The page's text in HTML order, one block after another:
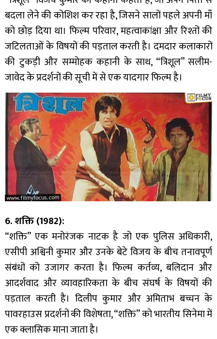
बदला लेने की कोशिश कर रहा है, जिसने सालों पहले अपनी माँ
को छोड़ दिया था। फिल्म परिवार, महत्वाकांक्षा और रिश्तों की
जटिलताओं के विषयों की पड़ताल करती है। दमदार कलाकारों
की टुकड़ी और सम्मोहक कहानी के साथ, “त्रिशूल” सलीम-
जावेद के प्रदर्शनों की सूची में से एक यादगार फिल्म है।
6. शक्ति (1982):
“शक्ति” एक मनोरंजक नाटक है जो एक पुलिस अधिकारी,
एसीपी अश्विनी कुमार और उनके बेटे विजय के बीच तनावपूर्ण
संबंधों को उजागर करता है। फिल्म कर्तव्य, बलिदान और
आदर्शवाद और व्यावहारिकता के बीच संघर्ष के विषयों की
पड़ताल करती है। दिलीप कुमार और अमिताभ बच्चन के
पावरहाउस प्रदर्शनों की विशेषता, “शक्ति” को भारतीय सिनेमा में
एक क्लासिक माना जाता है।